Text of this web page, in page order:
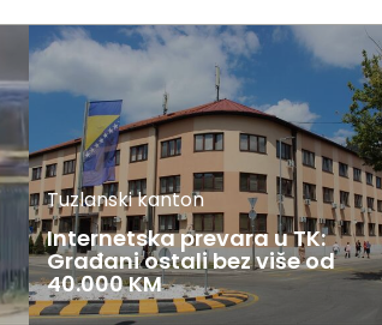
Tuzlanski kanton
Internetska prevara u TK:
Građani ostali bez više od
40.000 KM